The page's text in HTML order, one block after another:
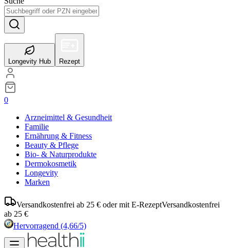
Longevity Hub Rezept
0
Arzneimittel & Gesundheit
Familie
Ernährung & Fitness
Beauty & Pflege
Bio- & Naturprodukte
Dermokosmetik
Longevity
Marken
Versandkostenfrei ab 25 € oder mit E-RezeptVersandkostenfrei
ab 25 €
Hervorragend (4,66/5)